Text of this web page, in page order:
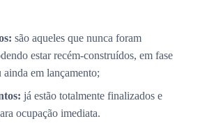
são aqueles que nunca foram
estar recém-construídos, em fase
ainda em lançamento;
já estão totalmente finalizados e
ocupação imediata.